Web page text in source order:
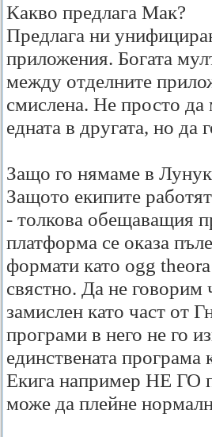
Какво предлага Мак?
Предлага ни
приложения. Богата
между отделните
смислена. Не просто да
едната в другата, но да
Защо го нямаме в
Защото екипите
- толкова обещаващия
платформа се оказа
формати като ogg
свястно. Да не говорим
замислен като част от
програми в него не го
единствената
Екига например НЕ ГО
може да плейне